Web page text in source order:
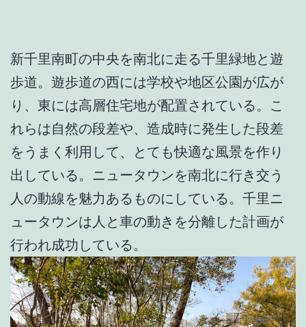
新千里南町の中央を南北に走る千里緑地と遊
歩道。遊歩道の西には学校や地区公園が広が
り、東には高層住宅地が配置されている。こ
れらは自然の段差や、造成時に発生した段差
をうまく利用して、とても快適な風景を作り
出している。ニュータウンを南北に行き交う
人の動線を魅力あるものにしている。千里ニ
ュータウンは人と車の動きを分離した計画が
行われ成功している。